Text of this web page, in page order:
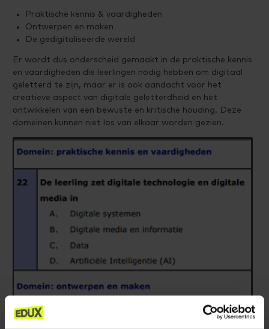
Praktische kennis & vaardigheden
Ontwerpen en maken
De gedigitaliseerde wereld
Er wordt dus onderscheid gemaakt in de praktische kennis
en vaardigheden die leerlingen nodig hebben om digitaal
geletterd te zijn, maar er is ook aandacht voor het
creatieve aspect van digitale geletterdheid en het
ontwikkelen van een bewuste en kritische houding. Deze
domeinen kunnen niet los van elkaar worden gezien.